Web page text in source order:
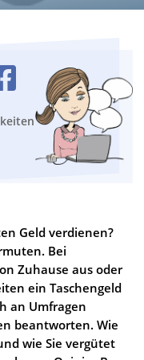
Geld verdienen?
Bei
Zuhause aus oder
ein Taschengeld
an Umfragen
beantworten. Wie
wie Sie vergütet